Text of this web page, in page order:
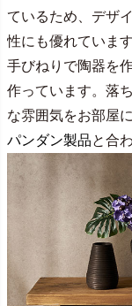
ているため、デザ
性にも優れています
手びねりで陶器を
作っています。落
な雰囲気をお部屋
パンダン製品と合